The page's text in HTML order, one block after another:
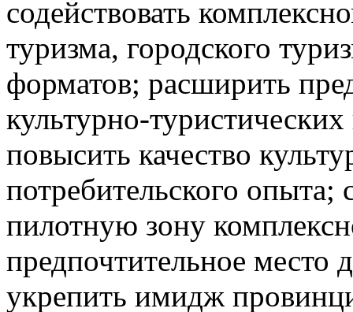
содействовать
туризма, городского
форматов; расширить
культурно-
повысить качество
потребительского опыта;
пилотную зону
предпочтительное место
укрепить имидж